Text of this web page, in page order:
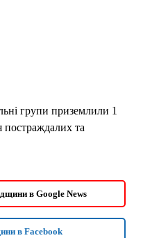
групи приземлили 1
постраждалих та
в Google News
в Facebook